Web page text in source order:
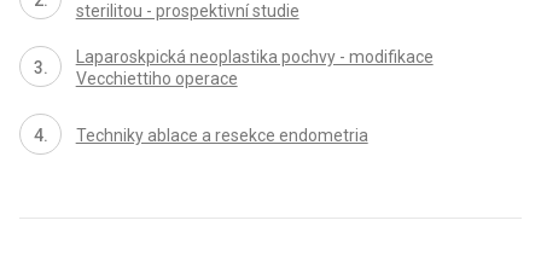
sterilitou - prospektivní studie
Laparoskpická neoplastika pochvy - modifikace
Vecchiettiho operace
Techniky ablace a resekce endometria